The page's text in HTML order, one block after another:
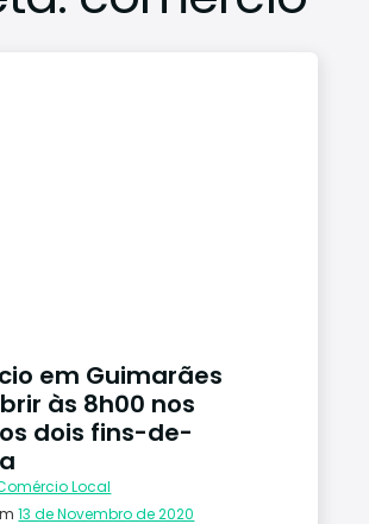
Associ
em Guimarães
às 8h00 nos
dois fins-de-
Local
13 de Novembro de 2020